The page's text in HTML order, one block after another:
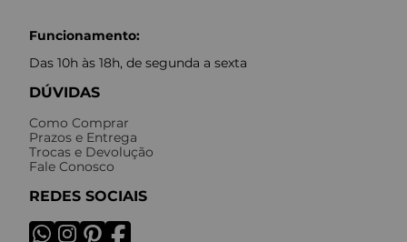
Funcionamento:
Das 10h às 18h, de segunda a sexta
DÚVIDAS
Como Comprar
Prazos e Entrega
Trocas e Devolução
Fale Conosco
REDES SOCIAIS